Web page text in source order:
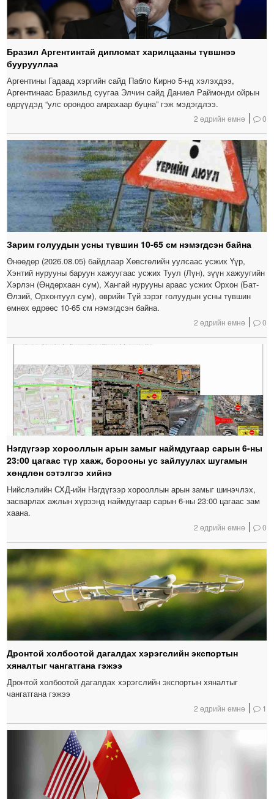
Бразил Аргентинтай дипломат харилцааны түвшнээ
буурууллаа
Аргентины Гадаад хэргийн сайд Пабло Кирно 5-нд хэлэхдээ,
Аргентинаас Бразильд суугаа Элчин сайд Даниел Раймонди ойрын
өдрүүдэд “улс орондоо амрахаар буцна” гэж мэдэгдлээ.
2 өдрийн өмнө 0
Зарим голуудын усны түвшин 10-65 см нэмэгдсэн байна
Өнөөдөр (2026.08.05) байдлаар Хөвсгөлийн уулсаас усжих Үүр,
Хэнтий нурууны баруун хажуугаас усжих Туул (Лүн), зүүн хажуугийн
Хэрлэн (Өндөрхаан сум), Хангай нурууны араас усжих Орхон (Бат-
Өлзий, Орхонтуул сум), өврийн Түй зэрэг голуудын усны түвшин
өмнөх өдрөөс 10-65 см нэмэгдсэн байна.
2 өдрийн өмнө 0
Нэгдүгээр хорооллын арын замыг наймдугаар сарын 6-ны
23:00 цагаас түр хааж, борооны ус зайлуулах шугамын
хөндлөн сэтэлгээ хийнэ
Нийслэлийн СХД-ийн Нэгдүгээр хорооллын арын замыг шинэчлэх,
засварлах ажлын хүрээнд наймдугаар сарын 6-ны 23:00 цагаас зам
хаана.
2 өдрийн өмнө 0
Дронтой холбоотой дагалдах хэрэгслийн экспортын
хяналтыг чангатгана гэжээ
Дронтой холбоотой дагалдах хэрэгслийн экспортын хяналтыг
чангатгана гэжээ
2 өдрийн өмнө 1